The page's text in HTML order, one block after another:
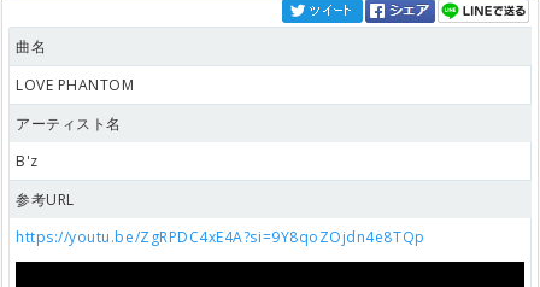
曲名
LOVE PHANTOM
アーティスト名
B'z
参考URL
https://youtu.be/ZgRPDC4xE4A?si=9Y8qoZOjdn4e8TQp